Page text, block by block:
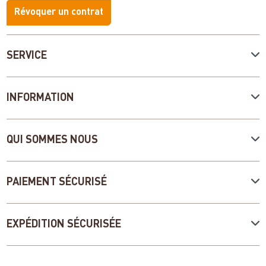
SERVICE
INFORMATION
QUI SOMMES NOUS
Révoquer un contrat
PAIEMENT SÉCURISÉ
EXPÉDITION SÉCURISÉE